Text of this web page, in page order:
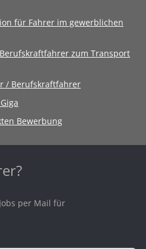
für Fahrer im gewerblichen
zum Transport
/ Berufskraftfahrer
Bewerbung
per Mail für